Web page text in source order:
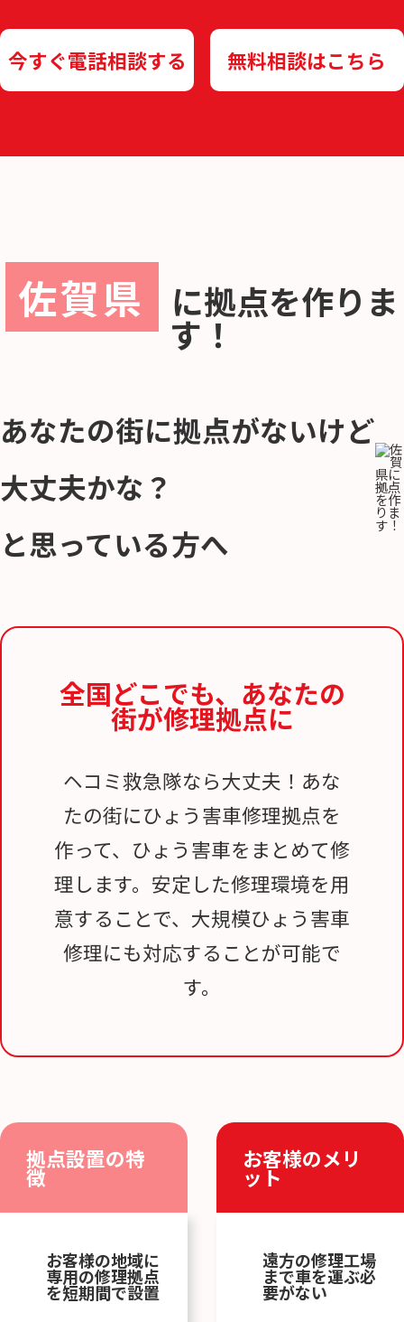
今すぐ電話相談する 無料相談はこちら
佐賀県 に拠点を作りま
す！
あなたの街に拠点がないけど
大丈夫かな？
と思っている方へ
全国どこでも、 あなたの
街が修理拠点に
ヘコミ救急隊なら大丈夫！あな
たの街にひょう害車修理拠点を
作って、ひょう害車をまとめて修
理します。安定した修理環境を用
意することで、大規模ひょう害車
修理にも対応することが可能で
す。
拠点設置の特
徴
お客様の地域に
専用の修理拠点
を短期間で設置
お客様のメリ
ット
遠方の修理工場
まで車を運ぶ必
要がない